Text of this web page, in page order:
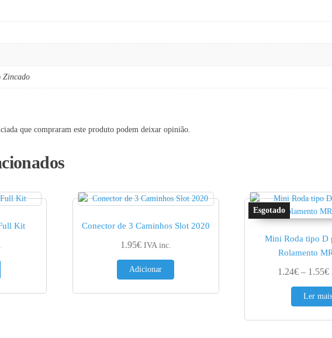
Zincado
que compraram este produto podem deixar opinião.
Kit Conector de 3 Caminhos Slot 2020
1.95€ IVA inc.
Adicionar
Mini Roda tipo D
Rolamento
1.24€ – 1.55€
Ler mais